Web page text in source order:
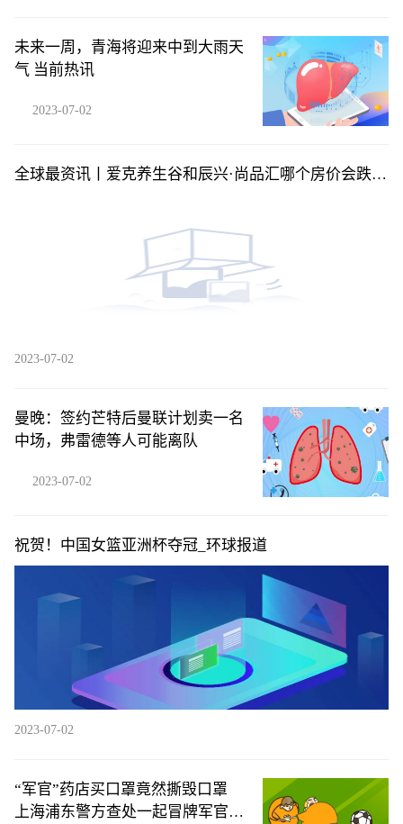
未来一周，青海将迎来中到大雨天
气 当前热讯
2023-07-02
全球最资讯丨爱克养生谷和辰兴·尚品汇哪个房价会跌？
2023-07-02
曼晚：签约芒特后曼联计划卖一名
中场，弗雷德等人可能离队
2023-07-02
祝贺！中国女篮亚洲杯夺冠_环球报道
2023-07-02
“军官”药店买口罩竟然撕毁口罩
上海浦东警方查处一起冒牌军官案